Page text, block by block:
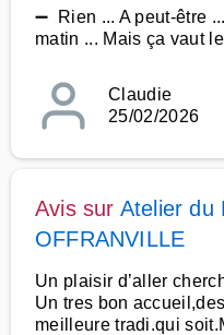
➖ Rien ... A peut-être
matin ... Mais ça vaut
Claudie
25/02/2026
Avis sur Atelier du
OFFRANVILLE
Un plaisir d’aller
Un tres bon
meilleure tradi.qui